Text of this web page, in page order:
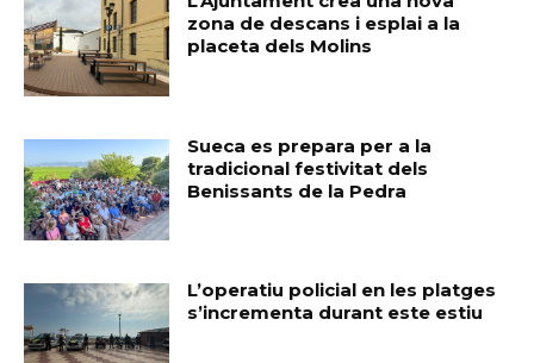
zona de descans i esplai a la
placeta dels Molins
Sueca es prepara per a la
tradicional festivitat dels
Benissants de la Pedra
L’operatiu policial en les platges
s’incrementa durant este estiu